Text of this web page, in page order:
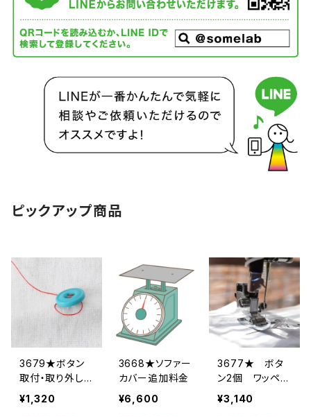
ピックアップ商品
3679★ボタン
取付・取り外し
料金(4個分)
¥1,320
3668★ソファー
カバー追加料金
¥6,600
3677★ ボタ
ン2個 ワッペン
大1枚 取付・取り
外し料金
¥3,140